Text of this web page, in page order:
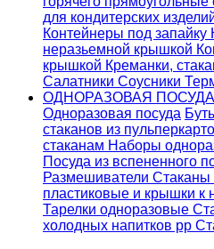
для кондитерских
Контейнеры под запайку
неразьемной крышкой
крышкой Креманки,
Салатники Соусники
ОДНОРАЗОВАЯ ПОСУДА
Одноразовая посуда
стаканов из
стаканам Наборы
Посуда из вспененного
Размешиватели
пластиковые и крышки к
Тарелки одноразовые
холодных напитков pp